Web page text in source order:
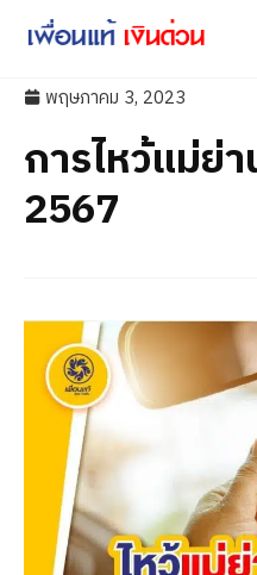
พฤษภาคม 3, 2023
การไหว้แม่ย่
2567